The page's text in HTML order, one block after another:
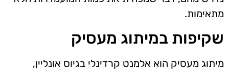
מתאימות.
שקיפות במיתוג מעסיק
מיתוג מעסיק הוא אלמנט קרדינלי בגיוס אונליין,